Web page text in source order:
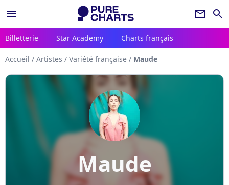
menu newsletter search
Billetterie Star Academy Charts français
Accueil / Artistes / Variété française / Maude
Maude